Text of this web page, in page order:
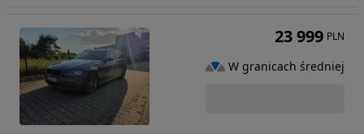
23 999 PLN
W granicach średniej